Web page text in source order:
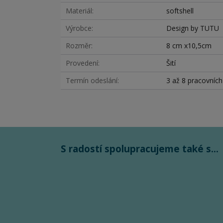
Materiál
softshell
Výrobce
Design by TUTU
Rozměr
8 cm x10,5cm
Provedení
Šití
Termín odeslání
3 až 8
S radostí spolupracujeme také s...